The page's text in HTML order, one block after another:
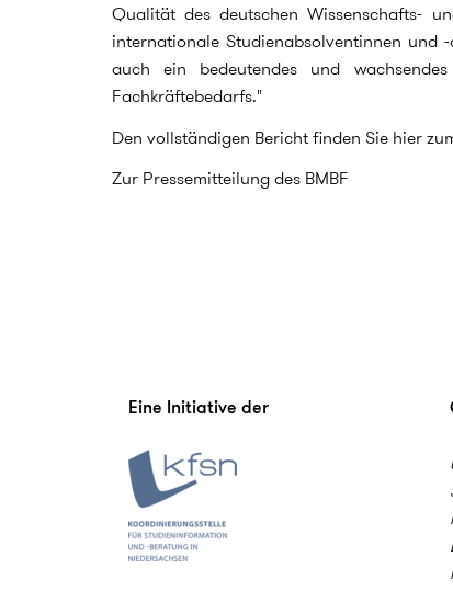
Qualität des deutschen Wissenschafts-
internationale Studienabsolventinnen und
auch ein bedeutendes und
Fachkräftebedarfs."
Den vollständigen Bericht finden Sie hier
Zur Pressemitteilung des BMBF
Eine Initiative der